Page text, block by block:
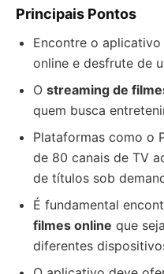
Principais Pontos
Encontre o
online e desfrute de
O streaming de
quem busca
Plataformas como o
de 80 canais de TV
de títulos sob
É fundamental
filmes online que
diferentes